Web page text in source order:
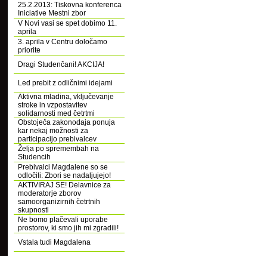
25.2.2013: Tiskovna konferenca
Iniciative Mestni zbor
V Novi vasi se spet dobimo 11.
aprila
3. aprila v Centru določamo
priorite
Dragi Studenčani! AKCIJA!
Led prebit z odličnimi idejami
Aktivna mladina, vključevanje
stroke in vzpostavitev
solidarnosti med četrtmi
Obstoječa zakonodaja ponuja
kar nekaj možnosti za
participacijo prebivalcev
Želja po spremembah na
Studencih
Prebivalci Magdalene so se
odločili: Zbori se nadaljujejo!
AKTIVIRAJ SE! Delavnice za
moderatorje zborov
samoorganizirnih četrtnih
skupnosti
Ne bomo plačevali uporabe
prostorov, ki smo jih mi zgradili!
Vstala tudi Magdalena